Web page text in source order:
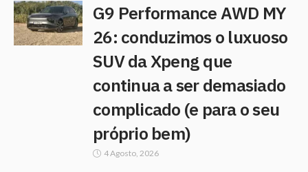
G9 Performance AWD MY
26: conduzimos o luxuoso
SUV da Xpeng que
continua a ser demasiado
complicado (e para o seu
próprio bem)
4 Agosto, 2026